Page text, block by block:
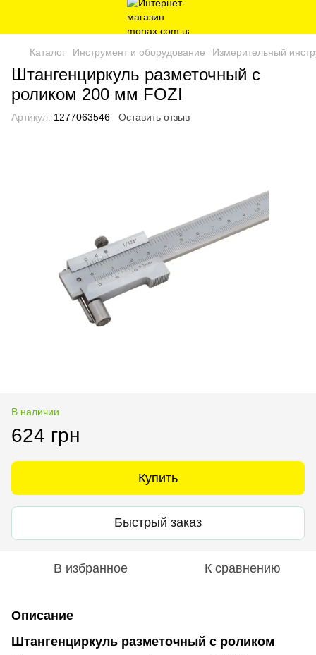
Каталог Инструмент и оборудование Измерительный
Штангенциркуль разметочный с
роликом 200 мм FOZI
Артикул: 1277063546 Оставить отзыв
В наличии
624 грн
Купить
Быстрый заказ
В избранное К сравнению
Описание
Штангенциркуль разметочный с роликом